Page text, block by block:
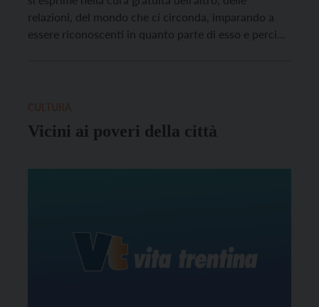
relazioni, del mondo che ci circonda, imparando a
essere riconoscenti in quanto parte di esso e perciò
Vicini ai poveri della città